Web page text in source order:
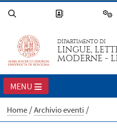
DIPARTIMENTO DI
LINGUE,
MODERNE -
MENU
Home Archivio eventi